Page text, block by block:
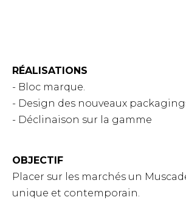
RÉALISATIONS
- Bloc marque.
- Design des nouveaux
- Déclinaison sur la gamme
OBJECTIF
Placer sur les marchés un
unique et contemporain.